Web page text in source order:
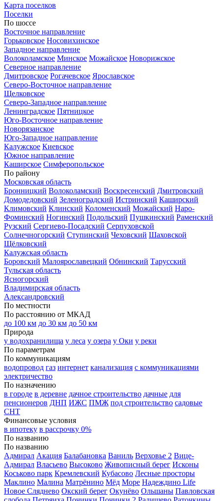
Карта поселков
Поселки
По шоссе
Восточное направление
Горьковское Носовихинское
Западное направление
Волоколамское Минское Можайское Новорижское
Северное направление
Дмитровское Рогачевское Ярославское
Северо-Восточное направление
Щелковское
Северо-Западное направление
Ленинградское Пятницкое
Юго-Восточное направление
Новорязанское
Юго-Западное направление
Калужское Киевское
Южное направление
Каширское Симферопольское
По району
Московская область
Бронницкий Волоколамский Воскресенский Дмитровский
Домодедовский Зеленоградский Истринский Каширский
Климовский Клинский Коломенский Можайский Наро-
Фоминский Ногинский Подольский Пушкинский Раменский
Рузский Сергиево-Посадский Серпуховской
Солнечногорский Ступинский Чеховский Шаховской
Щёлковский
Калужская область
Боровский Малоярославецкий Обнинский Тарусский
Тульская область
Ясногорский
Владимирская область
Александровский
По местности
По расстоянию от МКАД
до 100 км до 30 км до 50 км
Природа
у водохранилища у леса у озера у Оки у реки
По параметрам
По коммуникациям
водопровод газ интернет канализация с коммуникациями
электричество
По назначению
в городе в деревне дачное строительство дачные для
пенсионеров ДНП ИЖС ПМЖ под строительство садовые
СНТ
Финансовые условия
в ипотеку в рассрочку 0%
По названию
По названию
Адмирал Акация Балабановка Ваниль Верховье 2 Вице-
Адмирал Власьево Высоково Живописный берег Исконы
Коськово парк Кремлевский Кубасово Лесные просторы
Маклино Малина Матрёнино Мёд Море Надеждино Life
Новое Сляднево Окский берег Окунёво Ольшаны Павловская